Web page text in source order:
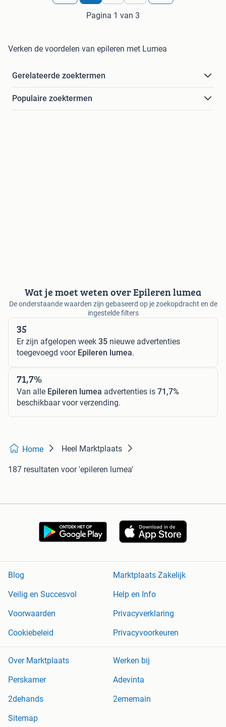
Pagina 1 van 3
Verken de voordelen van epileren met Lumea
Gerelateerde zoektermen
Populaire zoektermen
Wat je moet weten over Epileren lumea
De onderstaande waarden zijn gebaseerd op je zoekopdracht en de
ingestelde filters
35
Er zijn afgelopen week 35 nieuwe advertenties
toegevoegd voor Epileren lumea.
71,7%
Van alle Epileren lumea advertenties is 71,7%
beschikbaar voor verzending.
Home Heel Marktplaats
187 resultaten voor 'epileren lumea'
Blog
Marktplaats Zakelijk
Veilig en Succesvol
Help en Info
Voorwaarden
Privacyverklaring
Cookiebeleid
Privacyvoorkeuren
Over Marktplaats
Werken bij
Perskamer
Adevinta
2dehands
2ememain
Sitemap